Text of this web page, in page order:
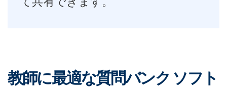
教師に最適な質問バンク ソフト